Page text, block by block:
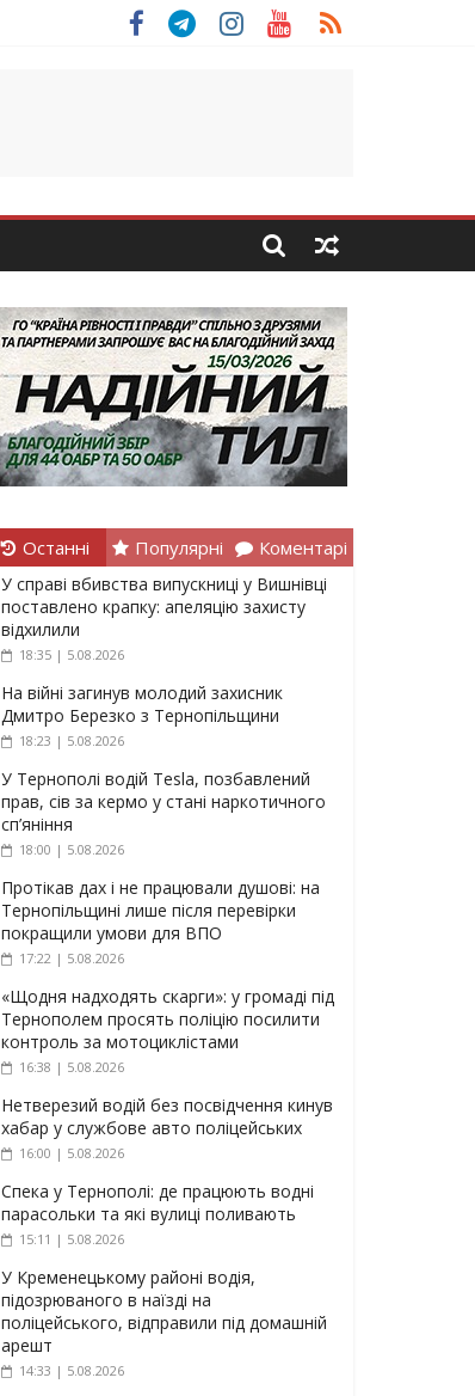
Останні Популярні Коментарі
У справі вбивства випускниці у Вишнівці
поставлено крапку: апеляцію захисту
відхилили
18:35 | 5.08.2026
На війні загинув молодий захисник
Дмитро Березко з Тернопільщини
18:23 | 5.08.2026
У Тернополі водій Tesla, позбавлений
прав, сів за кермо у стані наркотичного
сп’яніння
18:00 | 5.08.2026
Протікав дах і не працювали душові: на
Тернопільщині лише після перевірки
покращили умови для ВПО
17:22 | 5.08.2026
«Щодня надходять скарги»: у громаді під
Тернополем просять поліцію посилити
контроль за мотоциклістами
16:38 | 5.08.2026
Нетверезий водій без посвідчення кинув
хабар у службове авто поліцейських
16:00 | 5.08.2026
Спека у Тернополі: де працюють водні
парасольки та які вулиці поливають
15:11 | 5.08.2026
У Кременецькому районі водія,
підозрюваного в наїзді на
поліцейського, відправили під домашній
арешт
14:33 | 5.08.2026